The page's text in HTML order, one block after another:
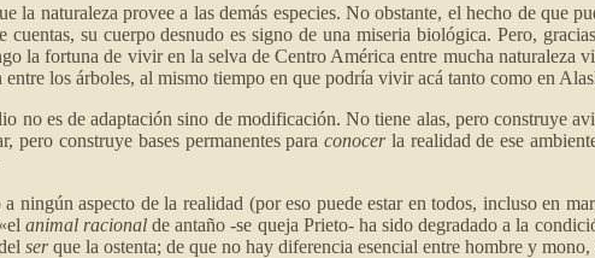
naturaleza provee a las demás especies. No obstante, el hecho de que
su cuerpo desnudo es signo de una miseria biológica. Pero,
la fortuna de vivir en la selva de Centro América entre mucha naturaleza
los árboles, al mismo tiempo en que podría vivir acá tanto como en
no es de adaptación sino de modificación. No tiene alas, pero construye
pero construye bases permanentes paraconocerla realidad de ese
ningún aspecto de la realidad (por eso puede estar en todos, incluso en
animal racional de antaño -se queja Prieto- ha sido degradado a la
serque la ostenta; de que no hay diferencia esencial entre hombre y